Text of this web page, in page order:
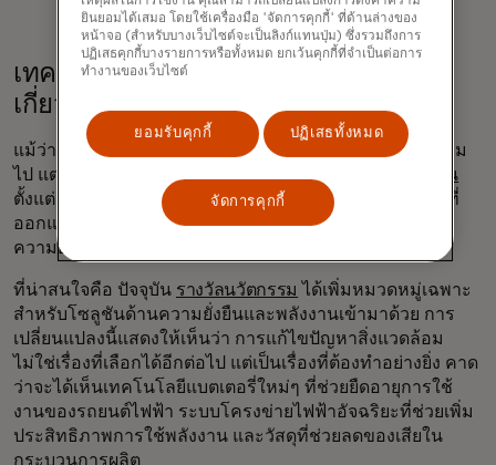
เทคโนโลยีเพื่อความยั่งยืน: เพราะมัน
เกี่ยวข้องกับพวกเรา
แม้ว่าผลกระทบต่อสิ่งแวดล้อมของเทคโนโลยีมักถูกมองข้าม
ไป แต่
CES 2025 ได้นำเรื่องนี้มาให้ความสำคัญอย่างชัดเจน
ตั้งแต่นวัตกรรมด้านพลังงานหมุนเวียนไปจนถึงเทคโนโลยีที่
ออกแบบมาเพื่อเศรษฐกิจหมุนเวียน การให้ความสำคัญกับ
ความยั่งยืนในปีนี้ไม่ใช่แค่การแสดงออกเท่านั้น
ที่น่าสนใจคือ ปัจจุบัน รางวัลนวัตกรรม ได้เพิ่มหมวดหมู่เฉพาะ
สำหรับโซลูชันด้านความยั่งยืนและพลังงานเข้ามาด้วย การ
เปลี่ยนแปลงนี้แสดงให้เห็นว่า การแก้ไขปัญหาสิ่งแวดล้อม
ไม่ใช่เรื่องที่เลือกได้อีกต่อไป แต่เป็นเรื่องที่ต้องทำอย่างยิ่ง คาด
ว่าจะได้เห็นเทคโนโลยีแบตเตอรี่ใหม่ๆ ที่ช่วยยืดอายุการใช้
งานของรถยนต์ไฟฟ้า ระบบโครงข่ายไฟฟ้าอัจฉริยะที่ช่วยเพิ่ม
ประสิทธิภาพการใช้พลังงาน และวัสดุที่ช่วยลดของเสียใน
กระบวนการผลิต
ยินยอมได้เสมอ โดยใช้เครื่องมือ 'จัดการคุกกี้' ที่ด้านล่างของ
หน้าจอ (สำหรับบางเว็บไซต์จะเป็นลิงก์แทนปุ่ม) ซึ่งรวมถึงการ
ปฏิเสธคุกกี้บางรายการหรือทั้งหมด ยกเว้นคุกกี้ที่จำเป็นต่อการ
ทำงานของเว็บไซต์
ยอมรับคุกกี้ ปฏิเสธทั้งหมด
จัดการคุกกี้